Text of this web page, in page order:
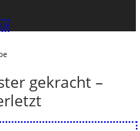
gekracht –